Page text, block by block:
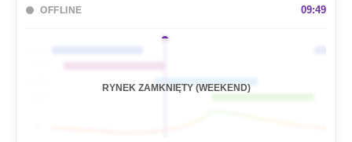
OFFLINE 09:49
RYNEK ZAMKNIĘTY (WEEKEND)